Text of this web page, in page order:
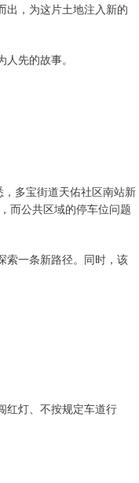
出，为这片土地注入新的
先的故事。
多宝街道天佑社区南站新
而公共区域的停车位问题
索一条新路径。同时，该
红灯、不按规定车道行